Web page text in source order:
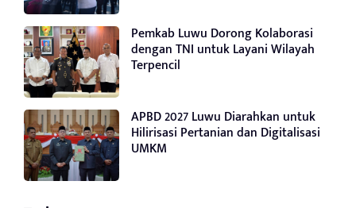
Pemkab Luwu Dorong Kolaborasi
dengan TNI untuk Layani Wilayah
Terpencil
APBD 2027 Luwu Diarahkan untuk
Hilirisasi Pertanian dan Digitalisasi
UMKM